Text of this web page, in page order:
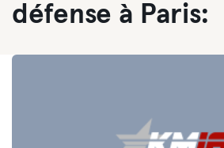
défense à Paris: